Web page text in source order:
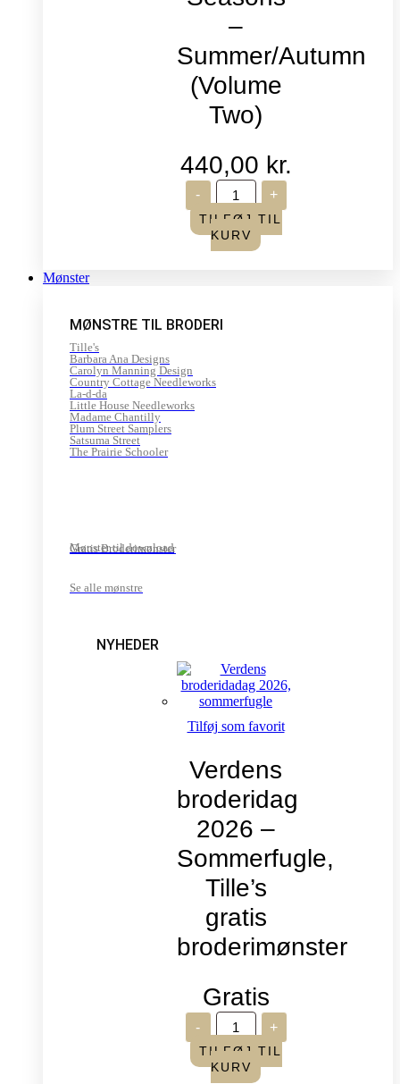
–
Summer/Autumn
(Volume
Two)
440,00 kr.
-
Life
in
Seasons
-
Summer/Autumn
+
TILFØJ TIL
KURV
Mønster
MØNSTRE TIL BRODERI
Tille's
Barbara Ana Designs
Carolyn Manning Design
Country Cottage Needleworks
La-d-da
Little House Needleworks
Madame Chantilly
Plum Street Samplers
Satsuma Street
The Prairie Schooler
Mønster til download
Gratis Broderimønster
Se alle mønstre
NYHEDER
Tilføj som favorit
Verdens
broderidag
2026 –
Sommerfugle,
Tille’s
gratis
broderimønster
Gratis
-
Verdens
broderidag
2026
-
Sommerfugle,
+
TILFØJ TIL
KURV